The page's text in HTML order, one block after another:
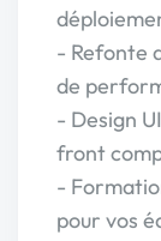
- Refonte
de
- Design
front
-
pour vos